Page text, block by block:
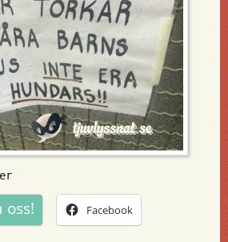
oss! Facebook